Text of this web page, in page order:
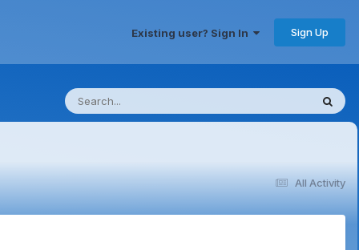
Existing user? Sign In Sign Up
All Activity